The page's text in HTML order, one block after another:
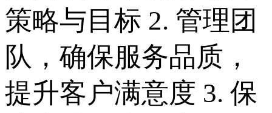
策略与目标 2. 管理团
队，确保服务品质，
提升客户满意度 3. 保